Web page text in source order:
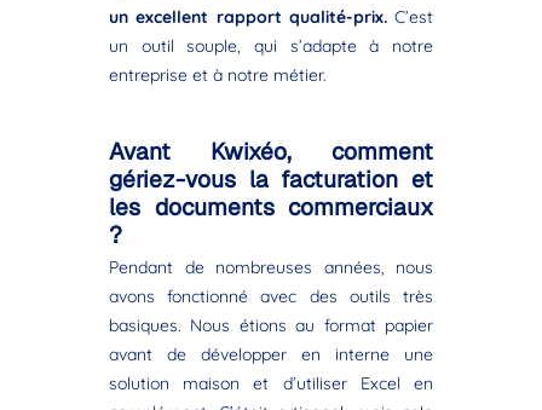
un excellent rapport qualité-prix. C’est
un outil souple, qui s’adapte à notre
entreprise et à notre métier.
Avant Kwixéo, comment
gériez-vous la facturation et
les documents commerciaux
?
Pendant de nombreuses années, nous
avons fonctionné avec des outils très
basiques. Nous étions au format papier
avant de développer en interne une
solution maison et d’utiliser Excel en